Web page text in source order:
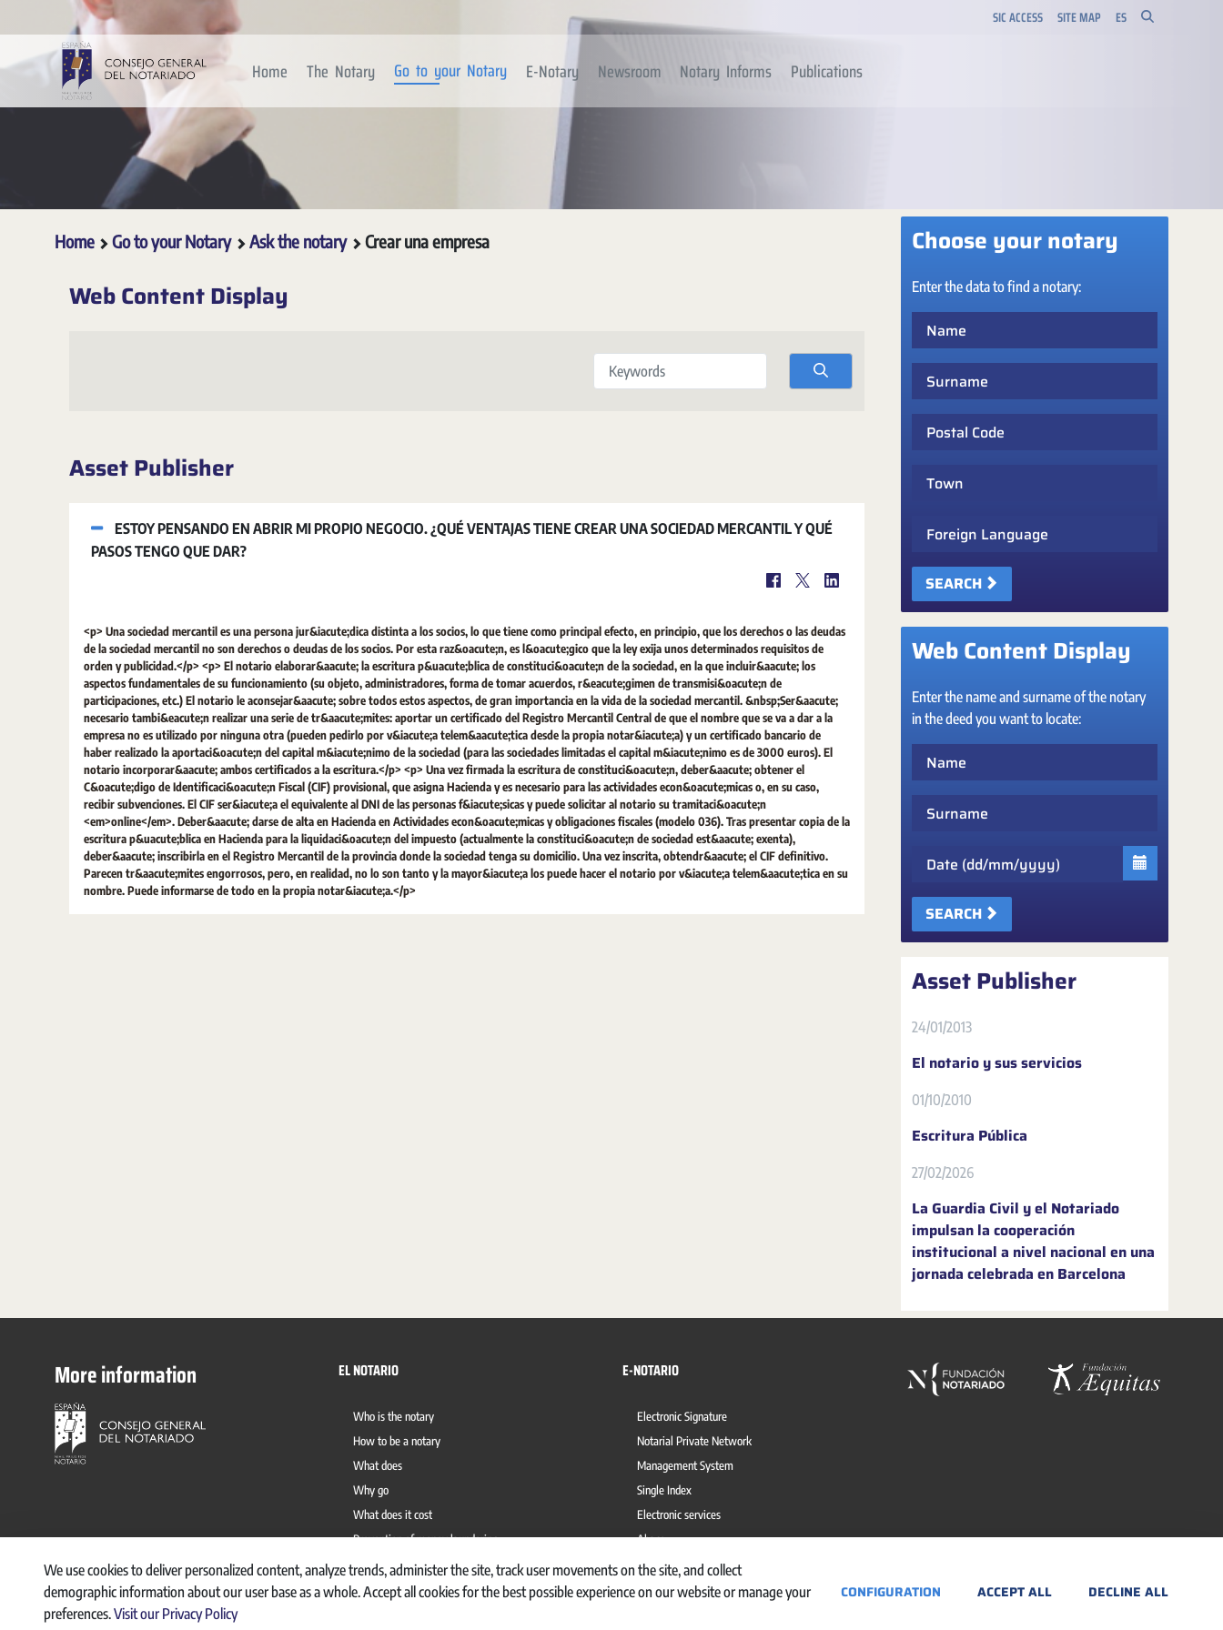
Skip to Main Content SIC ACCESS SITE MAP ES
Home The Notary Go to your Notary E-Notary Newsroom Notary Informs Publications
Home Go to your Notary Ask the notary Crear una empresa
Web Content Display
Asset Publisher
ESTOY PENSANDO EN ABRIR MI PROPIO NEGOCIO. ¿QUÉ VENTAJAS TIENE CREAR UNA SOCIEDAD MERCANTIL Y QUÉ
PASOS TENGO QUE DAR?
<p> Una sociedad mercantil es una persona jur&iacute;dica distinta a los socios, lo que tiene como principal efecto, en principio, que los derechos o las deudas
de la sociedad mercantil no son derechos o deudas de los socios. Por esta raz&oacute;n, es l&oacute;gico que la ley exija unos determinados requisitos de
orden y publicidad.</p> <p> El notario elaborar&aacute; la escritura p&uacute;blica de constituci&oacute;n de la sociedad, en la que incluir&aacute; los
aspectos fundamentales de su funcionamiento (su objeto, administradores, forma de tomar acuerdos, r&eacute;gimen de transmisi&oacute;n de
participaciones, etc.) El notario le aconsejar&aacute; sobre todos estos aspectos, de gran importancia en la vida de la sociedad mercantil. &nbsp;Ser&aacute;
necesario tambi&eacute;n realizar una serie de tr&aacute;mites: aportar un certificado del Registro Mercantil Central de que el nombre que se va a dar a la
empresa no es utilizado por ninguna otra (pueden pedirlo por v&iacute;a telem&aacute;tica desde la propia notar&iacute;a) y un certificado bancario de
haber realizado la aportaci&oacute;n del capital m&iacute;nimo de la sociedad (para las sociedades limitadas el capital m&iacute;nimo es de 3000 euros). El
notario incorporar&aacute; ambos certificados a la escritura.</p> <p> Una vez firmada la escritura de constituci&oacute;n, deber&aacute; obtener el
C&oacute;digo de Identificaci&oacute;n Fiscal (CIF) provisional, que asigna Hacienda y es necesario para las actividades econ&oacute;micas o, en su caso,
recibir subvenciones. El CIF ser&iacute;a el equivalente al DNI de las personas f&iacute;sicas y puede solicitar al notario su tramitaci&oacute;n
<em>online</em>. Deber&aacute; darse de alta en Hacienda en Actividades econ&oacute;micas y obligaciones fiscales (modelo 036). Tras presentar copia de la
escritura p&uacute;blica en Hacienda para la liquidaci&oacute;n del impuesto (actualmente la constituci&oacute;n de sociedad est&aacute; exenta),
deber&aacute; inscribirla en el Registro Mercantil de la provincia donde la sociedad tenga su domicilio. Una vez inscrita, obtendr&aacute; el CIF definitivo.
Parecen tr&aacute;mites engorrosos, pero, en realidad, no lo son tanto y la mayor&iacute;a los puede hacer el notario por v&iacute;a telem&aacute;tica en su
nombre. Puede informarse de todo en la propia notar&iacute;a.</p>
Choose your notary
Enter the data to find a notary:
SEARCH
Web Content Display
Enter the name and surname of the notary
in the deed you want to locate:
SEARCH
Asset Publisher
24/01/2013
El notario y sus servicios
01/10/2010
Escritura Pública
27/02/2026
La Guardia Civil y el Notariado
impulsan la cooperación
institucional a nivel nacional en una
jornada celebrada en Barcelona
More information EL NOTARIO
Who is the notary
How to be a notary
What does
Why go
What does it cost
Prevention of money laundering
E-NOTARIO
Electronic Signature
Notarial Private Network
Management System
Single Index
Electronic services
Abaco
We use cookies to deliver personalized content, analyze trends, administer the site, track user movements on the site, and collect
demographic information about our user base as a whole. Accept all cookies for the best possible experience on our website or manage your
preferences.Visit our Privacy Policy
CONFIGURATION ACCEPT ALL DECLINE ALL